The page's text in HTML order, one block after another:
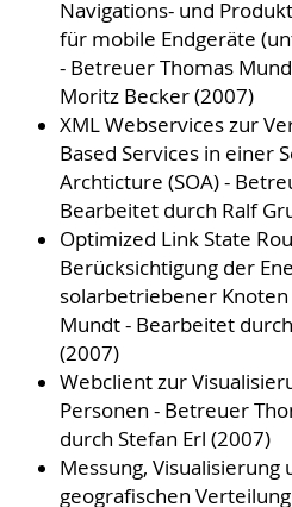
Navigations- und
für mobile Endgeräte
- Betreuer Thomas
Moritz Becker (2007)
XML Webservices zur
Based Services in einer
Archticture (SOA) -
Bearbeitet durch Ralf
Optimized Link State
Berücksichtigung der
solarbetriebener
Mundt - Bearbeitet
(2007)
Webclient zur
Personen - Betreuer
durch Stefan Erl (2007)
Messung, Visualisierung
geografischen